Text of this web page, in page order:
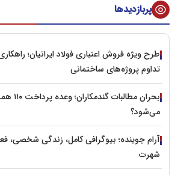
پربازدیدها
طرح ویژه فروش اعتباری فولاد ایرانیان؛
تداوم پروژه‌های ساختمانی
می‌شود؟
آرام جوینده؛ بیوگرافی کامل، زندگی شخصی،
شهرت